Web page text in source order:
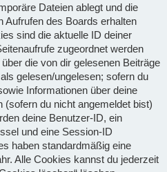
Dateien ablegt und die
Aufrufen des Boards erhalten
sind die aktuelle ID deiner
zugeordnet werden
die von dir gelesenen Beiträge
gelesen/ungelesen; sofern du
Informationen über deine
(sofern du nicht angemeldet bist)
deine Benutzer-ID, ein
und eine Session-ID
haben standardmäßig eine
Alle Cookies kannst du jederzeit